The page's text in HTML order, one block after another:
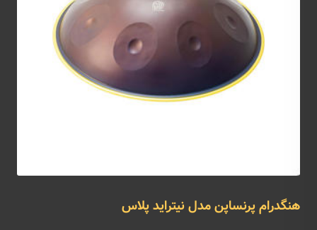
هنگدرام پرنساپن مدل نیتراید پلاس